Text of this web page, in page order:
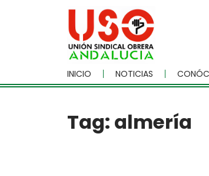
Skip to main content
INICIO NOTICIAS
Tag: almería